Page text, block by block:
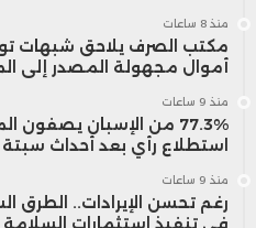
منذ 8 ساعات
مكتب الصرف يلاحق شبهات
أموال مجهولة المصدر إلى
منذ 9 ساعات
77.3% من الإسبان يصفون
استطلاع رأي بعد أحداث سبتة
منذ 9 ساعات
رغم تحسن الإيرادات.. الطرق
في تنفيذ استثمارات السلامة